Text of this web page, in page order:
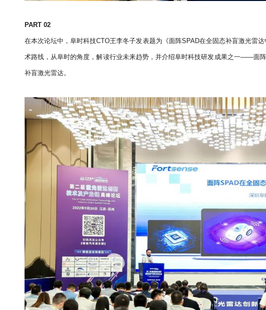
PART 02
在本次论坛中，阜时科技CTO王李冬子发表题为《面阵SPAD在全固态补盲激光雷
术路线，从阜时的角度，解读行业未来趋势，并介绍阜时科技研发成果之一——面
补盲激光雷达。